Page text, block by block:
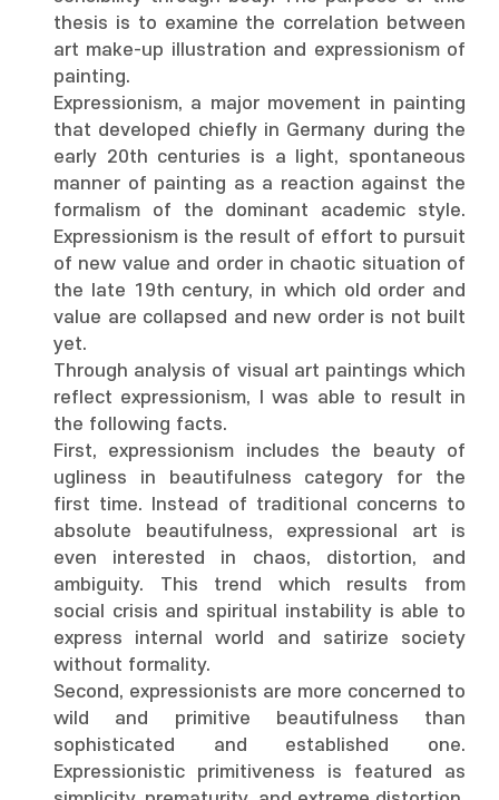
thesis is to examine the correlation between
art make-up illustration and expressionism of
painting.
Expressionism, a major movement in painting
that developed chiefly in Germany during the
early 20th centuries is a light, spontaneous
manner of painting as a reaction against the
formalism of the dominant academic style.
Expressionism is the result of effort to pursuit
of new value and order in chaotic situation of
the late 19th century, in which old order and
value are collapsed and new order is not built
yet.
Through analysis of visual art paintings which
reflect expressionism, I was able to result in
the following facts.
First, expressionism includes the beauty of
ugliness in beautifulness category for the
first time. Instead of traditional concerns to
absolute beautifulness, expressional art is
even interested in chaos, distortion, and
ambiguity. This trend which results from
social crisis and spiritual instability is able to
express internal world and satirize society
without formality.
Second, expressionists are more concerned to
wild and primitive beautifulness than
sophisticated and established one.
Expressionistic primitiveness is featured as